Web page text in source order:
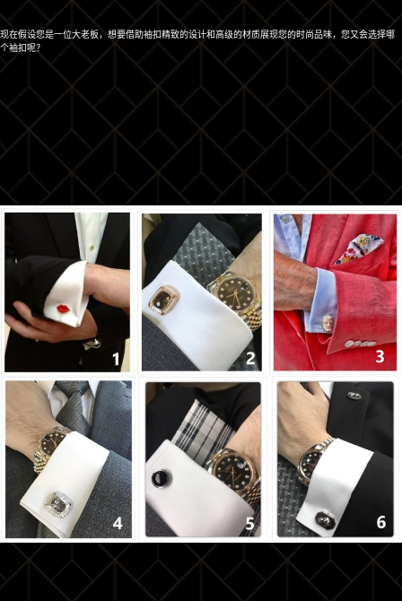
现在假设您是一位大老板，想要借助袖扣精致的设计和高级的材质展现您的时尚品味，您又会选择哪
个袖扣呢？